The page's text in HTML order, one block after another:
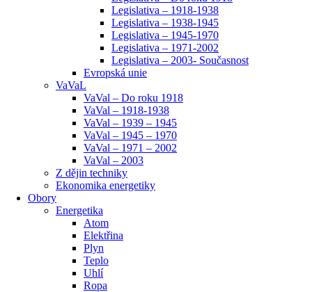
Legislativa – 1918-1938
Legislativa – 1938-1945
Legislativa – 1945-1970
Legislativa – 1971-2002
Legislativa – 2003- Současnost
Evropská unie
VaVaL
VaVal – Do roku 1918
VaVal – 1918-1938
VaVal – 1939 – 1945
VaVal – 1945 – 1970
VaVal – 1971 – 2002
VaVal – 2003
Z dějin techniky
Ekonomika energetiky
Obory
Energetika
Atom
Elektřina
Plyn
Teplo
Uhlí
Ropa